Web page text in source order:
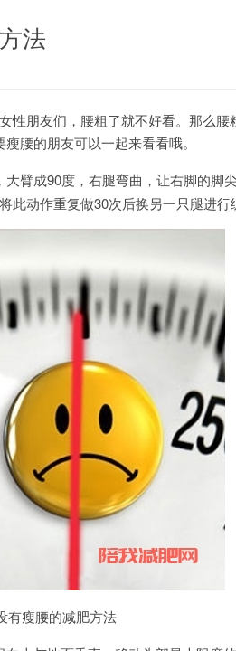
法
朋友们，腰粗了就不好看。那么腰
腰的朋友可以一起来看看哦。
臂成90度，右腿弯曲，让右脚的脚
动作重复做30次后换另一只腿进行
有瘦腰的减肥方法